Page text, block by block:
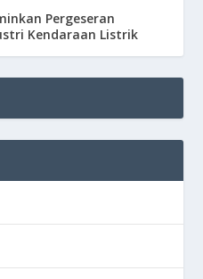
Pergeseran
Kendaraan Listrik